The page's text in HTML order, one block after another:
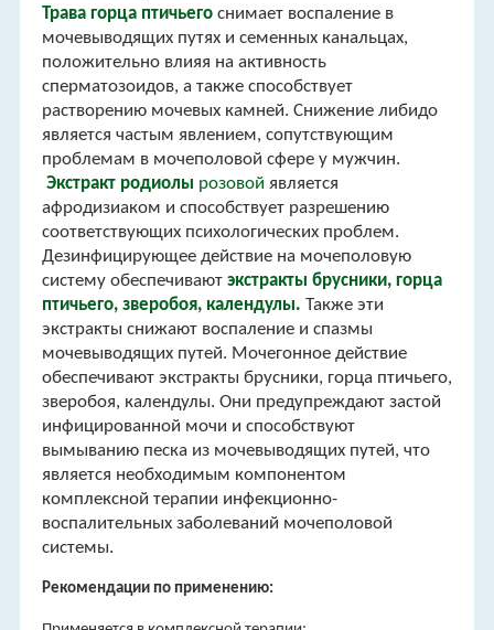
Трава горца птичьегоснимает воспаление в
мочевыводящих путях и семенных канальцах,
положительно влияя на активность
сперматозоидов, а также способствует
растворению мочевых камней. Снижение либидо
является частым явлением, сопутствующим
проблемам в мочеполовой сфере у мужчин.
Экстракт родиолы розовой является
афродизиаком и способствует разрешению
соответствующих психологических проблем.
Дезинфицирующее действие на мочеполовую
систему обеспечивают экстракты брусники, горца
птичьего, зверобоя, календулы. Также эти
экстракты снижают воспаление и спазмы
мочевыводящих путей. Мочегонное действие
обеспечивают экстракты брусники, горца птичьего,
зверобоя, календулы. Они предупреждают застой
инфицированной мочи и способствуют
вымыванию песка из мочевыводящих путей, что
является необходимым компонентом
комплексной терапии инфекционно-
воспалительных заболеваний мочеполовой
системы.
Рекомендации по применению: